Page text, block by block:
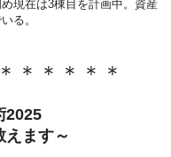
現在は3棟目を計画中。資産
る。
＊＊＊＊＊
2025
えます～